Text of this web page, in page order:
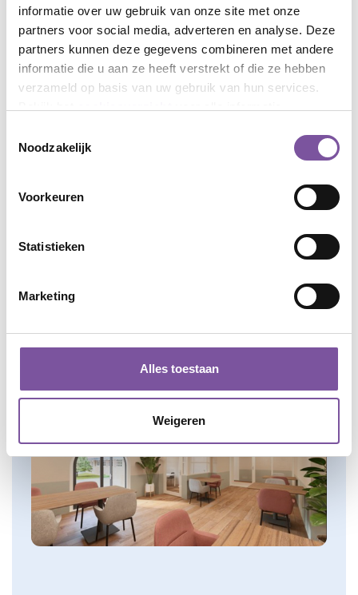
informatie over uw gebruik van onze site met onze
partners voor social media, adverteren en analyse. Deze
partners kunnen deze gegevens combineren met andere
informatie die u aan ze heeft verstrekt of die ze hebben
verzameld op basis van uw gebruik van hun services.
Noodzakelijk
Voorkeuren
Statistieken
Marketing
Alles toestaan
Weigeren
088-5131090 - Plataan Noord
088-5131091 - Plataan Linde
088-5131092 - Plataan Dreef
088-5131093 - Nacht
Wil je graag werken bij Silverein op deze locatie
Bekijk dan de vacatures op onze werken bij
VACATURES SILVEREIN
Afbeeldingen